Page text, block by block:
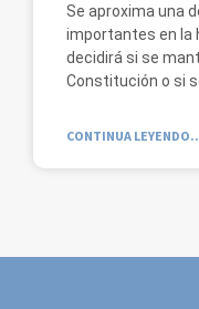
Se aproxima una
importantes en la
decidirá si se
Constitución o si
CONTINUA